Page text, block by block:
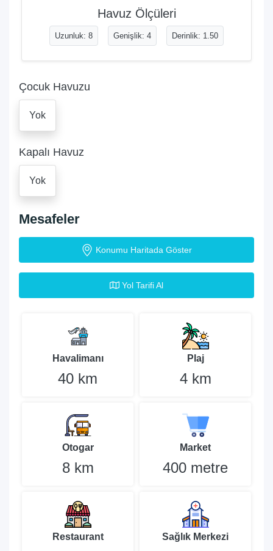
Havuz Ölçüleri
Uzunluk: 8 Genişlik: 4 Derinlik: 1.50
Çocuk Havuzu
Yok
Kapalı Havuz
Yok
Mesafeler
Konumu Haritada Göster
Yol Tarifi Al
Havalimanı
40 km
Plaj
4 km
Otogar
8 km
Market
400 metre
Restaurant Sağlık Merkezi